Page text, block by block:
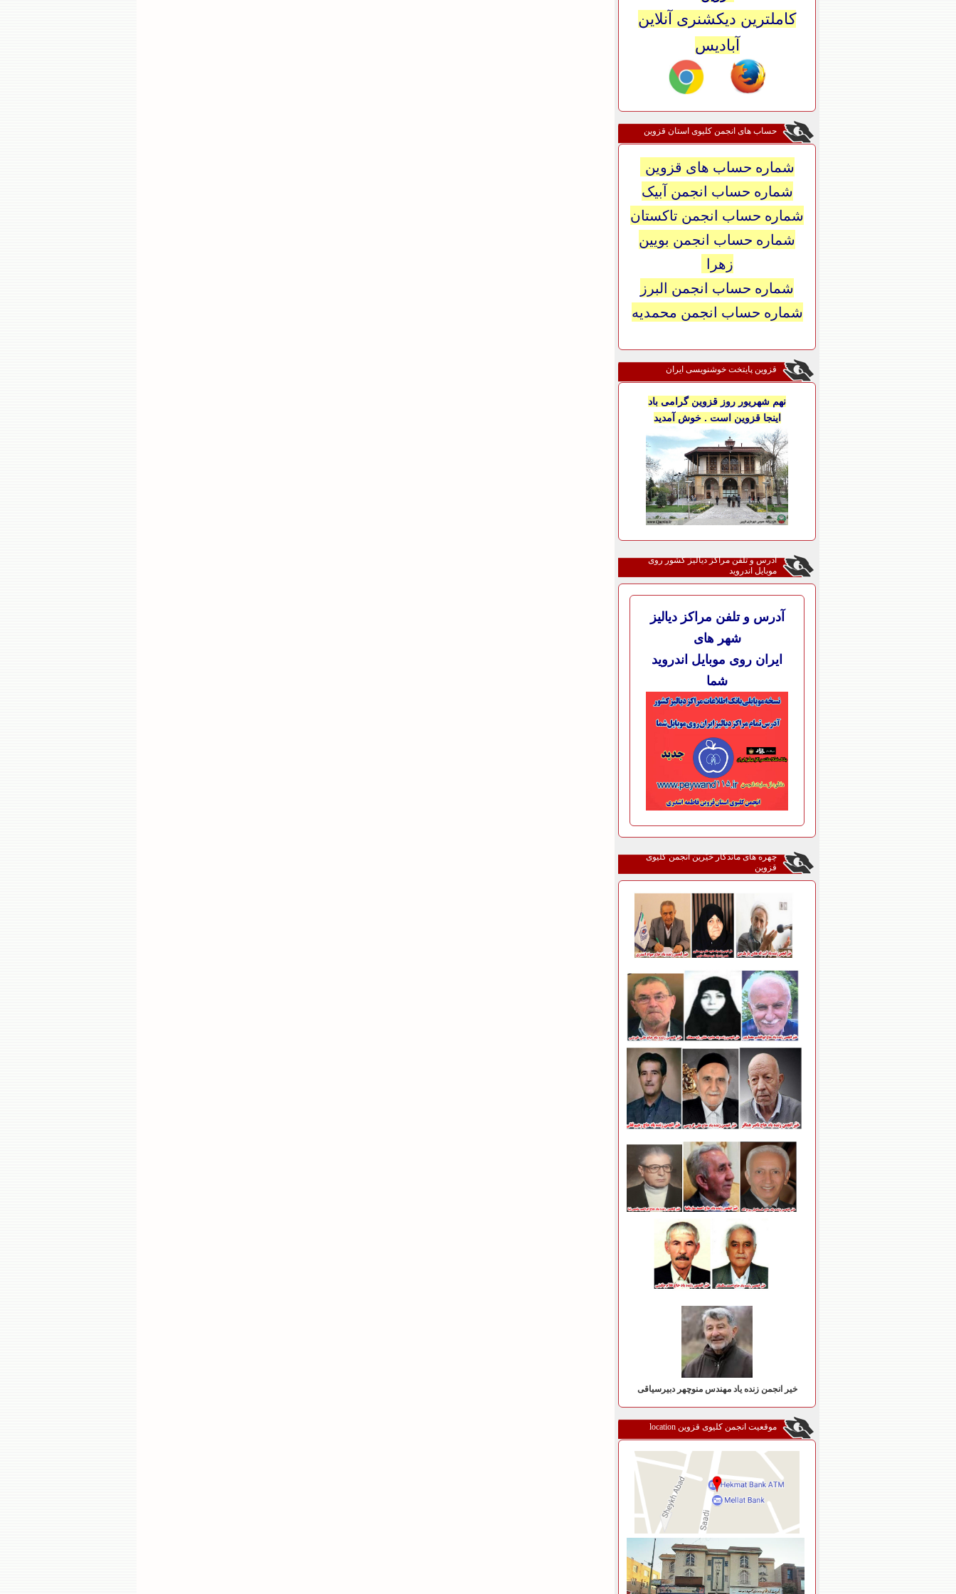
کاملترین دیکشنری آنلاین
آبادیس
حساب های انجمن کلیوی استان قزوین
شماره حساب های قزوین
شماره حساب انجمن آبیک
شماره حساب انجمن تاکستان
شماره حساب انجمن بویین
زهرا
شماره حساب انجمن البرز
شماره حساب انجمن محمدیه
قزوین پایتخت خوشنویسی ایران
نهم شهریور روز قزوین گرامی باد
اینجا قزوین است . خوش آمدید
آدرس و تلفن مراکز دیالیز کشور روی
موبایل اندروید
آدرس و تلفن مراکز دیالیز
شهر های
ایران روی موبایل اندروید
شما
چهره های ماندگار خیّرین انجمن کلیوی
قزوین
خیر انجمن زنده یاد مهندس منوچهر دبیرسیاقی
موقعیت انجمن کلیوی قزوین location